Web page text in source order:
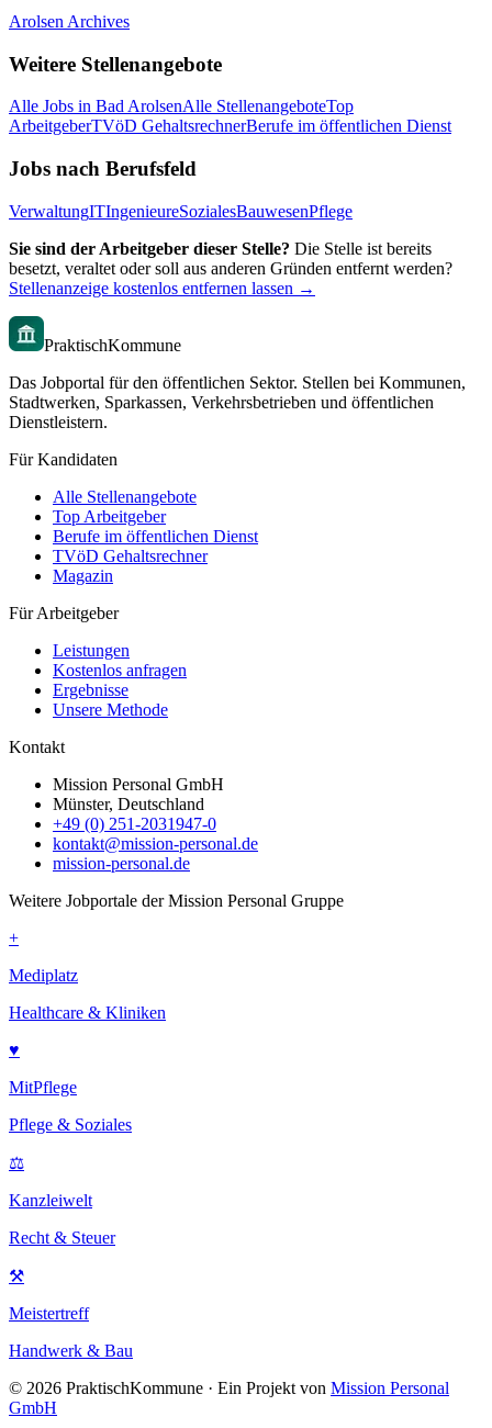
Arolsen Archives
Weitere Stellenangebote
Alle Jobs in Bad ArolsenAlle StellenangeboteTop
ArbeitgeberTVöD GehaltsrechnerBerufe im öffentlichen Dienst
Jobs nach Berufsfeld
VerwaltungITIngenieureSozialesBauwesenPflege
Sie sind der Arbeitgeber dieser Stelle? Die Stelle ist bereits
besetzt, veraltet oder soll aus anderen Gründen entfernt werden?
Stellenanzeige kostenlos entfernen lassen →
PraktischKommune
Das Jobportal für den öffentlichen Sektor. Stellen bei Kommunen,
Stadtwerken, Sparkassen, Verkehrsbetrieben und öffentlichen
Dienstleistern.
Für Kandidaten
Alle Stellenangebote
Top Arbeitgeber
Berufe im öffentlichen Dienst
TVöD Gehaltsrechner
Magazin
Für Arbeitgeber
Leistungen
Kostenlos anfragen
Ergebnisse
Unsere Methode
Kontakt
Mission Personal GmbH
Münster, Deutschland
+49 (0) 251-2031947-0
kontakt@mission-personal.de
mission-personal.de
Weitere Jobportale der Mission Personal Gruppe
+
Mediplatz
Healthcare & Kliniken
♥
MitPflege
Pflege & Soziales
⚖
Kanzleiwelt
Recht & Steuer
⚒
Meistertreff
Handwerk & Bau
© 2026 PraktischKommune · Ein Projekt von Mission Personal
GmbH